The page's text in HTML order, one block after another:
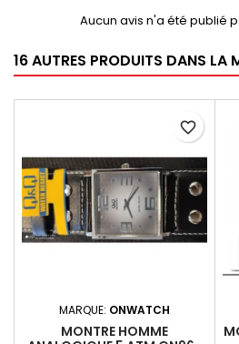
Aucun avis n'a été publié
16 AUTRES PRODUITS DANS LA
MARQUE: ONWATCH
MONTRE HOMME
favorite_border